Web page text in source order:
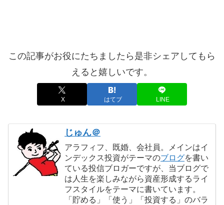
この記事がお役にたちましたら是非シェアしてもら
えると嬉しいです。
X はてブ LINE
じゅん＠
アラフィフ、既婚、会社員。メインはイ
ンデックス投資がテーマのブログを書い
ている投信ブロガーですが、当ブログで
は人生を楽しみながら資産形成するライ
フスタイルをテーマに書いています。
「貯める」「使う」「投資する」のバラ